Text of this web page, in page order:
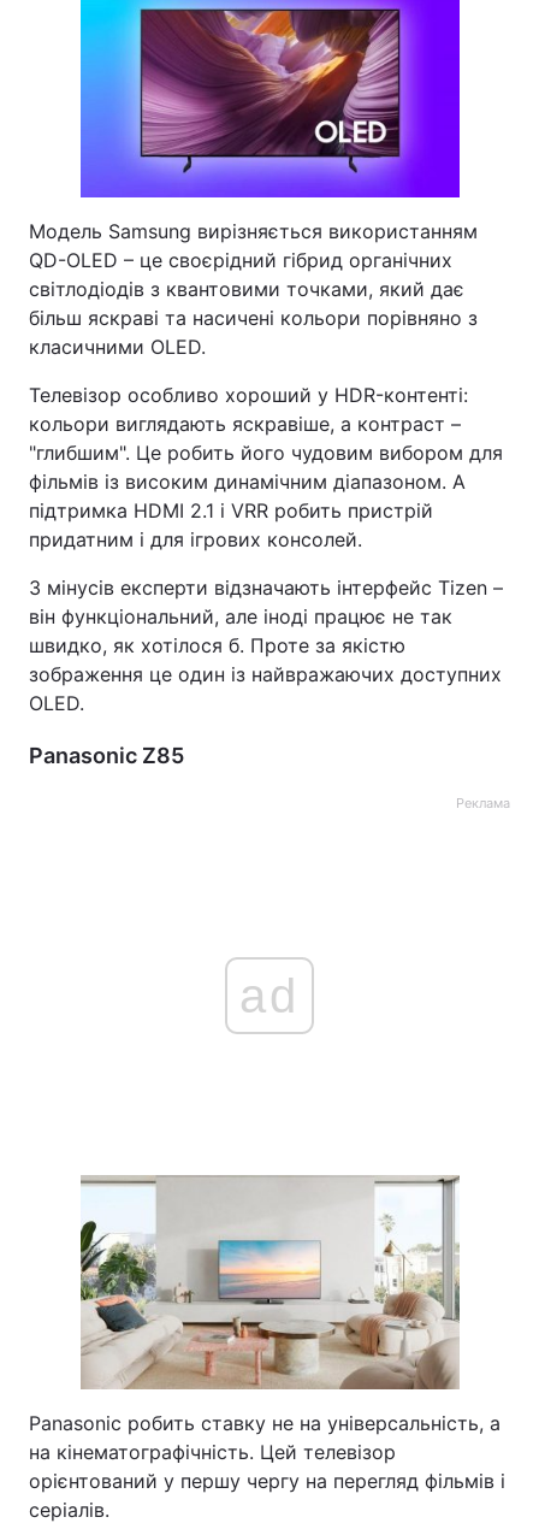
Модель Samsung вирізняється використанням
QD-OLED – це своєрідний гібрид органічних
світлодіодів з квантовими точками, який дає
більш яскраві та насичені кольори порівняно з
класичними OLED.
Телевізор особливо хороший у HDR-контенті:
кольори виглядають яскравіше, а контраст –
"глибшим". Це робить його чудовим вибором для
фільмів із високим динамічним діапазоном. А
підтримка HDMI 2.1 і VRR робить пристрій
придатним і для ігрових консолей.
З мінусів експерти відзначають інтерфейс Tizen –
він функціональний, але іноді працює не так
швидко, як хотілося б. Проте за якістю
зображення це один із найвражаючих доступних
OLED.
Panasonic Z85
Реклама
ad
Panasonic робить ставку не на універсальність, а
на кінематографічність. Цей телевізор
орієнтований у першу чергу на перегляд фільмів і
серіалів.